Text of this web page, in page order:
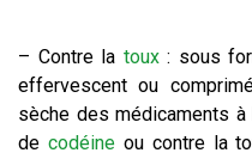
– Contre la toux: sous
effervescent ou
sèche des médicaments
de codéineou contre la